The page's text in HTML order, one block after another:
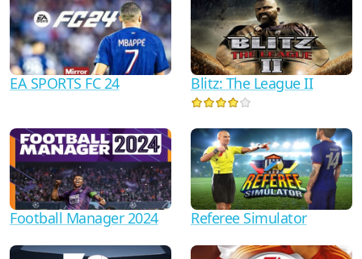
EA SPORTS FC 24 Blitz: The League II
Football Manager 2024 Referee Simulator